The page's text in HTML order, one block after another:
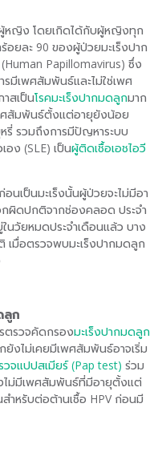
หญิง โดยเกิดได้กับผู้หญิงทุก
ยละ 90 ของผู้ป่วยมะเร็งปาก
Papillomavirus) ซึ่ง
มีเพศสัมพันธ์และไม่ใช่เพศ
สเป็นโรคมะเร็งปากมดลูกมาก
ศสัมพันธ์ตั้งแต่อายุยังน้อย
รวมถึงการมีปัญหาระบบ
ง (SLE) เป็นผู้ติดเชื้อเอชไอวี
อนเป็นมะเร็งนั้นผู้ป่วยจะไม่มีอา
ผิดปกติจากช่องคลอด ประจำ
วัยหมดประจำเดือนแล้ว บาง
เมื่อตรวจพบมะเร็งปากมดลูก
ลูก
ตรวจคัดกรองมะเร็งปากมดลูก
งไม่เคยมีเพศสัมพันธ์อาจเริ่ม
วจแปปสเมียร์ (Pap test) ร่วม
ไม่มีเพศสัมพันธ์ที่มีอายุตั้งแต่
ำหรับต่อต้านเชื้อ HPV ก่อนมี